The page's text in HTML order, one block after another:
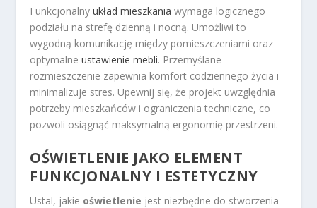
Funkcjonalnyukład mieszkania wymaga logicznego
podziału na strefę dzienną i nocną. Umożliwi to
wygodną komunikację między pomieszczeniami oraz
optymalneustawienie mebli. Przemyślane
rozmieszczenie zapewnia komfort codziennego życia i
minimalizuje stres. Upewnij się, że projekt uwzględnia
potrzeby mieszkańców i ograniczenia techniczne, co
pozwoli osiągnąć maksymalną ergonomię przestrzeni.
OŚWIETLENIE JAKO ELEMENT
FUNKCJONALNY I ESTETYCZNY
Ustal, jakie oświetlenie jest niezbędne do stworzenia